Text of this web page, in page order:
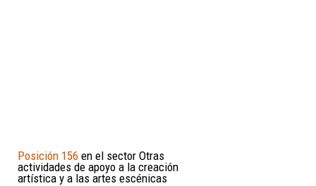
Posición 156 en el sector Otras
actividades de apoyo a la creación
artística y a las artes escénicas